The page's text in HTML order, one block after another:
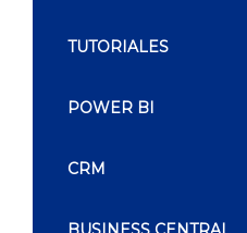
TUTORIALES
POWER BI
CRM